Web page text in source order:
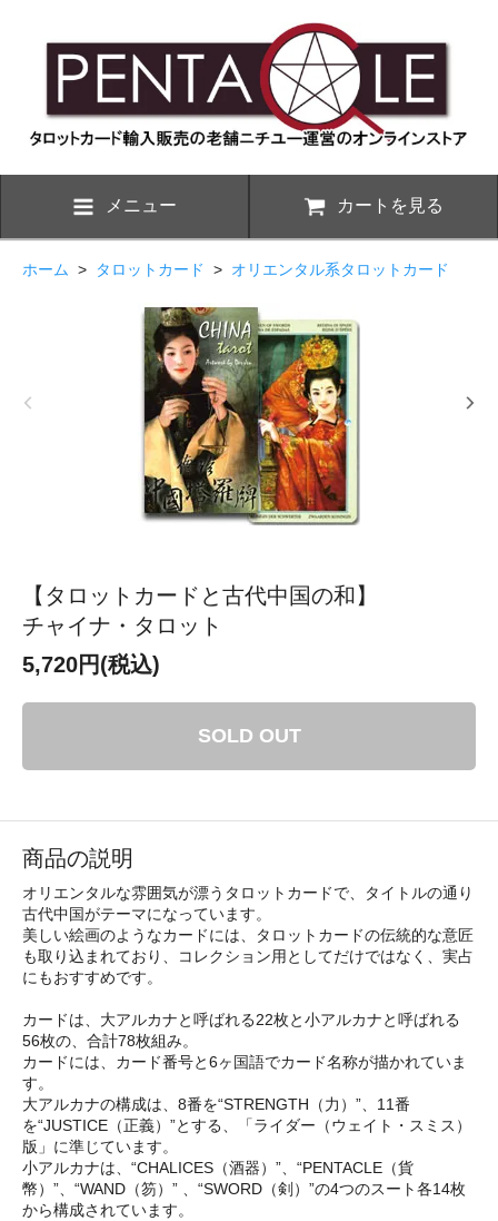
メニュー カートを見る
ホーム > タロットカード > オリエンタル系タロットカード
【タロットカードと古代中国の和】
チャイナ・タロット
5,720円(税込)
SOLD OUT
商品の説明
オリエンタルな雰囲気が漂うタロットカードで、タイトルの通り
古代中国がテーマになっています。
美しい絵画のようなカードには、タロットカードの伝統的な意匠
も取り込まれており、コレクション用としてだけではなく、実占
にもおすすめです。
カードは、大アルカナと呼ばれる22枚と小アルカナと呼ばれる
56枚の、合計78枚組み。
カードには、カード番号と6ヶ国語でカード名称が描かれていま
す。
大アルカナの構成は、8番を“STRENGTH（力）”、11番
を“JUSTICE（正義）”とする、「ライダー（ウェイト・スミス）
版」に準じています。
小アルカナは、“CHALICES（酒器）”、“PENTACLE（貨
幣）”、“WAND（笏）” 、“SWORD（剣）”の4つのスート各14枚
から構成されています。